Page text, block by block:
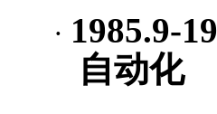
· 1985.9-
自动化